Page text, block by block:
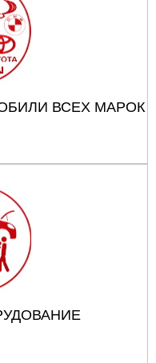
ВСЕХ МАРОК